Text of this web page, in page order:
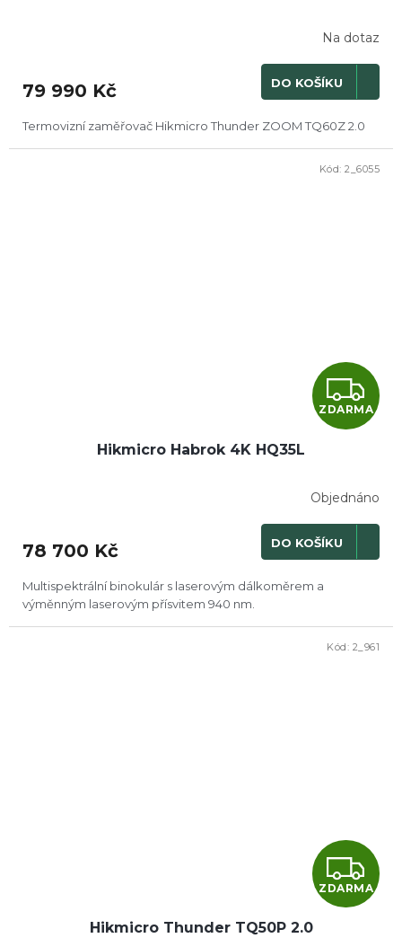
R
M
A
Na dotaz
79 990 Kč DO KOŠÍKU
Termovizní zaměřovač Hikmicro Thunder ZOOM TQ60Z 2.0
Z
D
R
M
ZDARMA
Hikmicro Habrok 4K HQ35L
Objednáno
78 700 Kč DO KOŠÍKU
Multispektrální binokulár s laserovým dálkoměrem a
výměnným laserovým přísvitem 940 nm.
Kód: 2_6055
Z
D
ZDARMA
Hikmicro Thunder TQ50P 2.0
Kód: 2_961